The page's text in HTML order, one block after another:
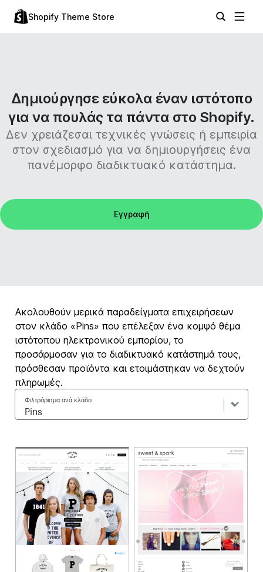
Shopify Theme Store
Δημιούργησε εύκολα έναν ιστότοπο
για να πουλάς τα πάντα στο Shopify.
Δεν χρειάζεσαι τεχνικές γνώσεις ή εμπειρία
στον σχεδιασμό για να δημιουργήσεις ένα
πανέμορφο διαδικτυακό κατάστημα.
Εγγραφή
Ακολουθούν μερικά παραδείγματα επιχειρήσεων
στον κλάδο «Pins» που επέλεξαν ένα κομψό θέμα
ιστότοπου ηλεκτρονικού εμπορίου, το
προσάρμοσαν για το διαδικτυακό κατάστημά τους,
πρόσθεσαν προϊόντα και ετοιμάστηκαν να δεχτούν
πληρωμές.
Φιλτράρισμα ανά κλάδο